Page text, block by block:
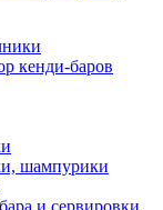
кенди-баров
шампурики
и сервировки